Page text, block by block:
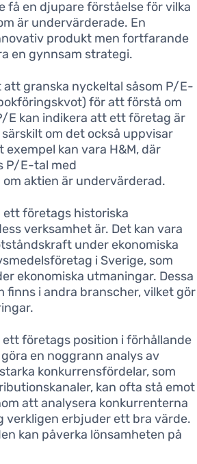
få en djupare förståelse för vilka
är undervärderade. En
produkt men fortfarande
en gynnsam strategi.
att granska nyckeltal såsom P/E-
för att förstå om
E kan indikera att ett företag är
om det också uppvisar
kan vara H&M, där
P/E-tal med
aktien är undervärderad.
företags historiska
verksamhet är. Det kan vara
under ekonomiska
i Sverige, som
ekonomiska utmaningar. Dessa
i andra branscher, vilket gör
företags position i förhållande
en noggrann analys av
konkurrensfördelar, som
kan ofta stå emot
att analysera konkurrenterna
verkligen erbjuder ett bra värde.
kan påverka lönsamheten på